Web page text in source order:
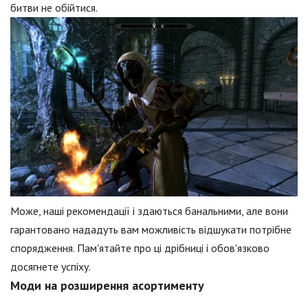
битви не обійтися.
Може, наші рекомендації і здаються банальними, але вони
гарантовано нададуть вам можливість відшукати потрібне
спорядження. Пам'ятайте про ці дрібниці і обов'язково
досягнете успіху.
Моди на розширення асортименту